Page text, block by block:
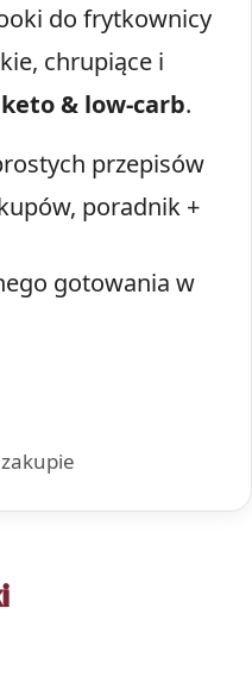
do frytkownicy
chrupiące i
keto & low-carb.
przepisów
poradnik +
gotowania w